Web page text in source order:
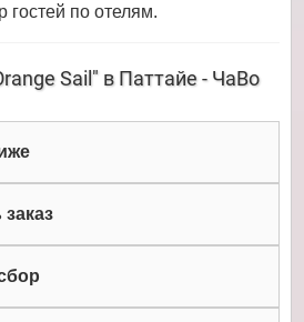
гостей по отелям.
Sail" в Паттайе - ЧаВо